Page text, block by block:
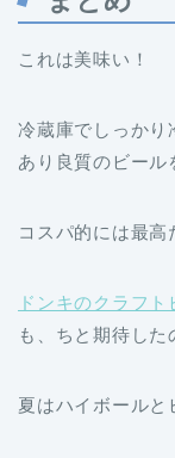
これは美味い！
冷蔵庫でしっかり
あり良質のビール
コスパ的には最高
ドンキのクラフト
も、ちと期待した
夏はハイボールと